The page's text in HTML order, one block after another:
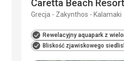
Caretta Beach
Grecja - Zakynthos - Kalamaki
Rewelacyjny aquapark z
Bliskość zjawiskowego